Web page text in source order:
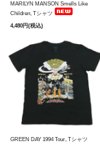
MARILYN MANSON Smells Like
Children, Tシャツ
4,480円(税込)
GREEN DAY 1994 Tour, Tシャツ